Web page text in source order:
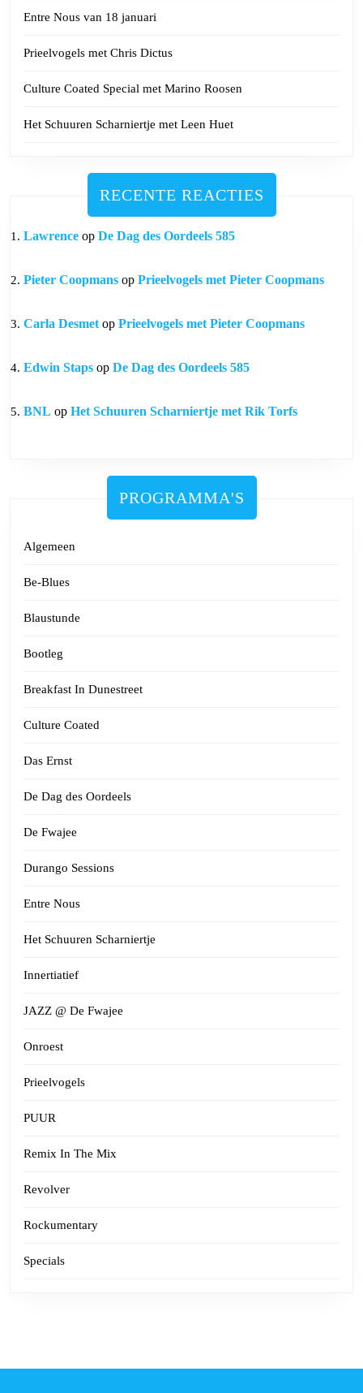
Entre Nous van 18 januari
Prieelvogels met Chris Dictus
Culture Coated Special met Marino Roosen
Het Schuuren Scharniertje met Leen Huet
RECENTE REACTIES
Lawrence op De Dag des Oordeels 585
Pieter Coopmans op Prieelvogels met Pieter Coopmans
Carla Desmet op Prieelvogels met Pieter Coopmans
Edwin Staps op De Dag des Oordeels 585
BNL op Het Schuuren Scharniertje met Rik Torfs
PROGRAMMA'S
Algemeen
Be-Blues
Blaustunde
Bootleg
Breakfast In Dunestreet
Culture Coated
Das Ernst
De Dag des Oordeels
De Fwajee
Durango Sessions
Entre Nous
Het Schuuren Scharniertje
Innertiatief
JAZZ @ De Fwajee
Onroest
Prieelvogels
PUUR
Remix In The Mix
Revolver
Rockumentary
Specials